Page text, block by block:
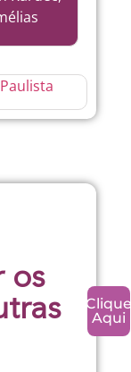
os
Clique
Aqui